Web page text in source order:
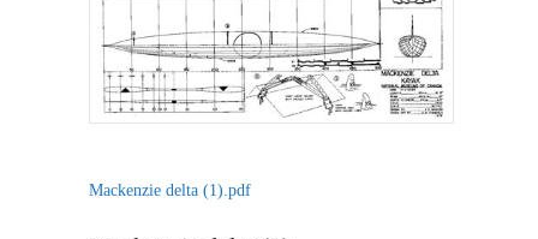
Mackenzie delta (1).pdf